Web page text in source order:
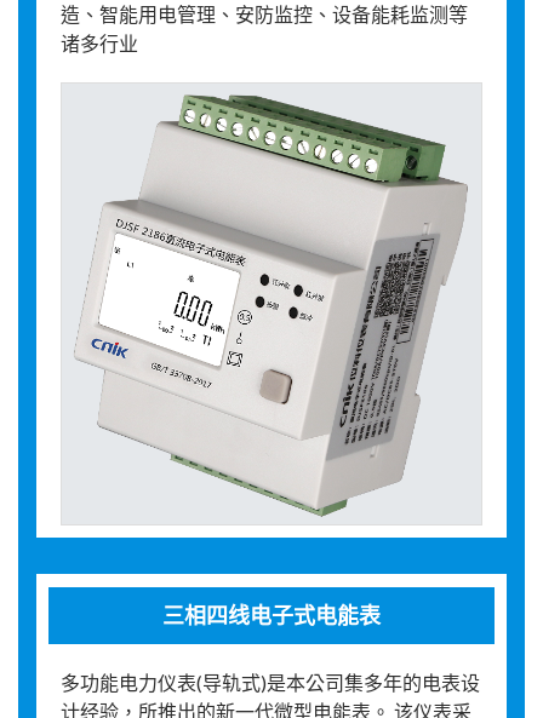
造、智能用电管理、安防监控、设备能耗监测等
诸多行业
三相四线电子式电能表
多功能电力仪表(导轨式)是本公司集多年的电表设
计经验，所推出的新一代微型电能表。 该仪表采